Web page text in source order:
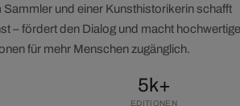
Sammler und einer Kunsthistorikerin schafft
– fördert den Dialog und macht hochwertige
für mehr Menschen zugänglich.
5k+
EDITIONEN